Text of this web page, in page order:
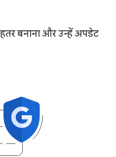
बनाना और उन्हें अपडेट